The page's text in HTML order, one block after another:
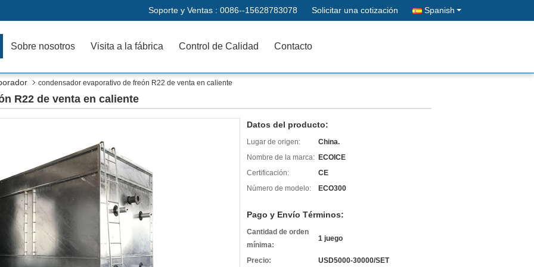
Soporte y Ventas : 0086--15628783078 Solicitar una cotización Spanish
Sobre nosotros Visita a la fábrica Control de Calidad Contacto
condensador evaporativo de freón R22 de venta en caliente
R22 de venta en caliente
Datos del producto:
Lugar de origen:
China.
Nombre de la marca: ECOICE
Certificación:
CE
Número de modelo:
ECO300
Pago y Envío Términos:
Cantidad de orden
mínima:
1 juego
Precio: USD5000-30000/SET